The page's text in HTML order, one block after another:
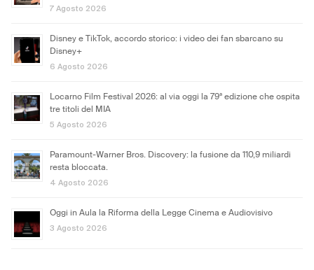
7 Agosto 2026
Disney e TikTok, accordo storico: i video dei fan sbarcano su
Disney+
6 Agosto 2026
Locarno Film Festival 2026: al via oggi la 79ª edizione che ospita
tre titoli del MIA
5 Agosto 2026
Paramount-Warner Bros. Discovery: la fusione da 110,9 miliardi
resta bloccata.
4 Agosto 2026
Oggi in Aula la Riforma della Legge Cinema e Audiovisivo
3 Agosto 2026